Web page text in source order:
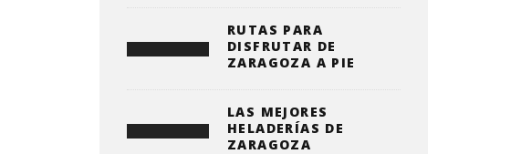
RUTAS PARA
DISFRUTAR DE
ZARAGOZA A PIE
LAS MEJORES
HELADERÍAS DE
ZARAGOZA